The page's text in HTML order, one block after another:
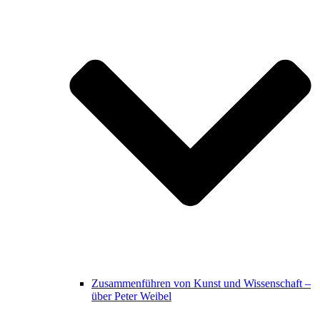
Zusammenführen von Kunst und Wissenschaft –
über Peter Weibel